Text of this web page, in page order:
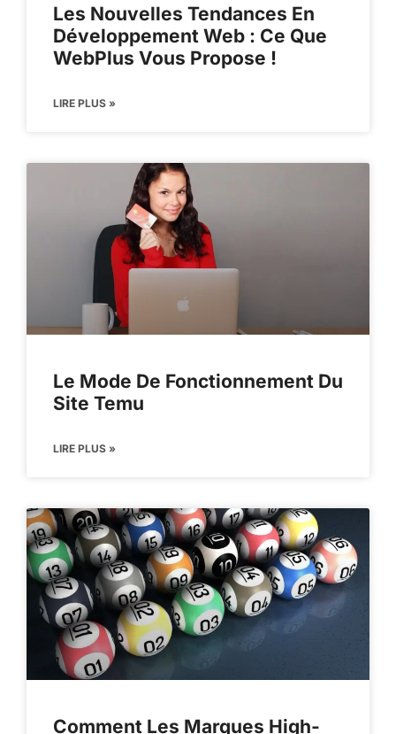
Les Nouvelles Tendances En
Développement Web : Ce Que
WebPlus Vous Propose !
LIRE PLUS »
Le Mode De Fonctionnement Du
Site Temu
LIRE PLUS »
Comment Les Marques High-